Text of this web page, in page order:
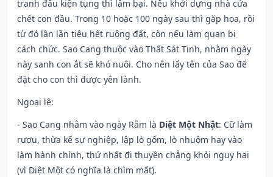
tranh đấu kiện tụng thì lâm bại. Nếu khởi dựng nhà cửa
chết con đầu. Trong 10 hoặc 100 ngày sau thì gặp họa, rồi
từ đó lần lần tiêu hết ruộng đất, còn nếu làm quan bị
cách chức. Sao Cang thuộc vào Thất Sát Tinh, nhằm ngày
này sanh con ắt sẽ khó nuôi. Cho nên lấy tên của Sao để
đặt cho con thì được yên lành.
Ngoại lệ:
- Sao Cang nhằm vào ngày Rằm là Diệt Một Nhật: Cữ làm
rượu, thừa kế sự nghiệp, lập lò gốm, lò nhuộm hay vào
làm hành chính, thứ nhất đi thuyền chẳng khỏi nguy hại
(vì Diệt Một có nghĩa là chìm mất).